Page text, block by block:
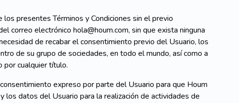
presentes Términos y Condiciones sin el previo
correo electrónico hola@houm.com, sin que exista ninguna
de recabar el consentimiento previo del Usuario, los
de su grupo de sociedades, en todo el mundo, así como a
por cualquier título.
expreso por parte del Usuario para que Houm
datos del Usuario para la realización de actividades de